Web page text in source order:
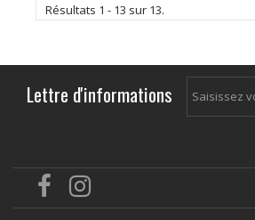
Résultats 1 - 13 sur 13.
Lettre d'informations